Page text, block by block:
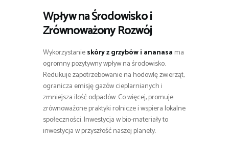
Wpływ na Środowisko i
Zrównoważony Rozwój
Wykorzystanieskóry z grzybów i ananasa ma
ogromny pozytywny wpływ na środowisko.
Redukuje zapotrzebowanie na hodowlę zwierząt,
ogranicza emisję gazów cieplarnianych i
zmniejsza ilość odpadów. Co więcej, promuje
zrównoważone praktyki rolnicze i wspiera lokalne
społeczności. Inwestycja w bio-materiały to
inwestycja w przyszłość naszej planety.